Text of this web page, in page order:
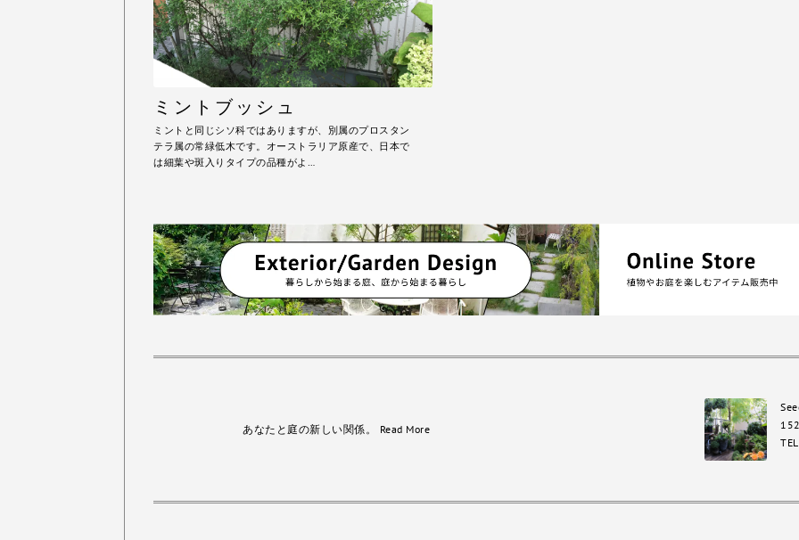
ミントブッシュ
ミントと同じシソ科ではありますが、別属のプロスタン
テラ属の常緑低木です。オーストラリア原産で、日本で
は細葉や斑入りタイプの品種がよ…
あなたと庭の新しい関係。 Read More